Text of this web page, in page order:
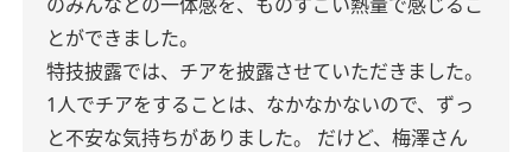
とができました。
特技披露では、チアを披露させていただきました。
1人でチアをすることは、なかなかないので、ずっ
と不安な気持ちがありました。
だけど、梅澤さん